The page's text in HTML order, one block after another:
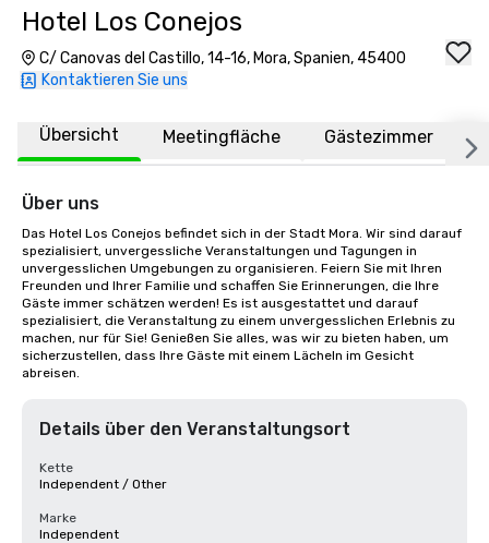
Hotel Los Conejos
C/ Canovas del Castillo, 14-16, Mora, Spanien, 45400
Kontaktieren Sie uns
Übersicht Meetingfläche Gästezimmer
Über uns
Das Hotel Los Conejos befindet sich in der Stadt Mora. Wir sind darauf
spezialisiert, unvergessliche Veranstaltungen und Tagungen in
unvergesslichen Umgebungen zu organisieren. Feiern Sie mit Ihren
Freunden und Ihrer Familie und schaffen Sie Erinnerungen, die Ihre
Gäste immer schätzen werden! Es ist ausgestattet und darauf
spezialisiert, die Veranstaltung zu einem unvergesslichen Erlebnis zu
machen, nur für Sie! Genießen Sie alles, was wir zu bieten haben, um
sicherzustellen, dass Ihre Gäste mit einem Lächeln im Gesicht
abreisen.
Details über den Veranstaltungsort
Kette
Independent / Other
Marke
Independent